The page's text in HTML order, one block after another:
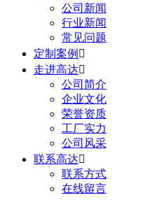
公司新闻
行业新闻
常见问题
定制案例 
走进高达
公司简介
企业文化
荣誉资质
工厂实力
公司风采
联系高达
联系方式
在线留言